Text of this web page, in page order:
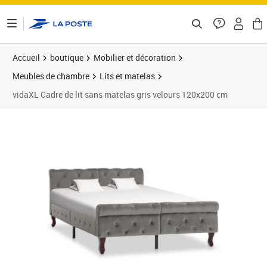
Accueil boutique
Mobilier et décoration
Meubles de chambre
Lits et matelas
vidaXL Cadre de lit sans matelas gris velours 120x200 cm